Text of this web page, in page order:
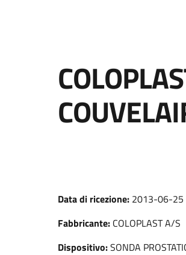
Data di ricezione: 2013-06-25
Fabbricante: COLOPLAST A/S
Dispositivo:SONDA